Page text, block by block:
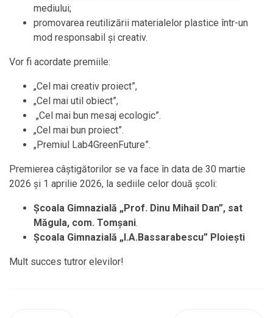
mediului;
promovarea reutilizării materialelor plastice într-un
mod responsabil și creativ.
Vor fi acordate premiile:
„Cel mai creativ proiect”,
„Cel mai util obiect”,
„Cel mai bun mesaj ecologic”.
„Cel mai bun proiect”.
„Premiul Lab4GreenFuture”.
Premierea câștigătorilor se va face în data de 30 martie
2026 și 1 aprilie 2026, la sediile celor două școli:
Școala Gimnazială „Prof. Dinu Mihail Dan”, sat
Măgula, com. Tomșani.
Școala Gimnazială „I.A.Bassarabescu” Ploiești
Mult succes tutror elevilor!